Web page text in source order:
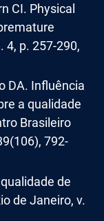
CI. Physical
4, p. 257-290,
DA. Influência
a qualidade
Brasileiro
792-
de
de Janeiro, v.